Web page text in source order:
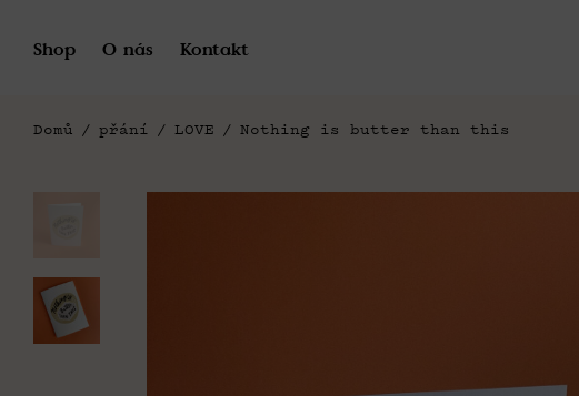
Shop O nás Kontakt
Domů / přání / LOVE / Nothing is butter than this